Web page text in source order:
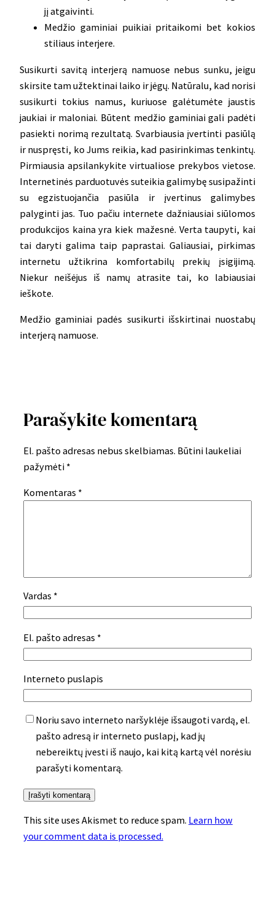
jį atgaivinti.
Medžio gaminiai puikiai pritaikomi bet kokios
stiliaus interjere.
Susikurti savitą interjerą namuose nebus sunku, jeigu
skirsite tam užtektinai laiko ir jėgų. Natūralu, kad norisi
susikurti tokius namus, kuriuose galėtumėte jaustis
jaukiai ir maloniai. Būtent medžio gaminiai gali padėti
pasiekti norimą rezultatą. Svarbiausia įvertinti pasiūlą
ir nuspręsti, ko Jums reikia, kad pasirinkimas tenkintų.
Pirmiausia apsilankykite virtualiose prekybos vietose.
Internetinės parduotuvės suteikia galimybę susipažinti
su egzistuojančia pasiūla ir įvertinus galimybes
palyginti jas. Tuo pačiu internete dažniausiai siūlomos
produkcijos kaina yra kiek mažesnė. Verta taupyti, kai
tai daryti galima taip paprastai. Galiausiai, pirkimas
internetu užtikrina komfortabilų prekių įsigijimą.
Niekur neišėjus iš namų atrasite tai, ko labiausiai
ieškote.
Medžio gaminiai padės susikurti išskirtinai nuostabų
interjerą namuose.
Parašykite komentarą
El. pašto adresas nebus skelbiamas. Būtini laukeliai
pažymėti *
Komentaras *
Vardas *
El. pašto adresas *
Interneto puslapis
Noriu savo interneto naršyklėje išsaugoti vardą, el.
pašto adresą ir interneto puslapį, kad jų
nebereiktų įvesti iš naujo, kai kitą kartą vėl norėsiu
parašyti komentarą.
This site uses Akismet to reduce spam. Learn how
your comment data is processed.